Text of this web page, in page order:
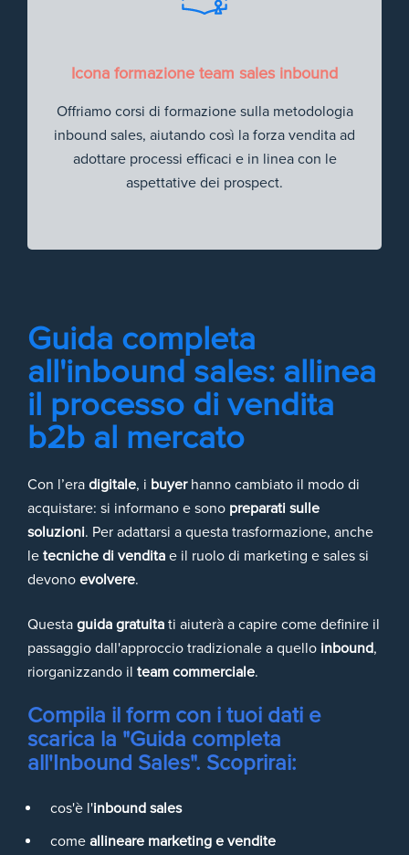
Icona formazione team sales inbound
Offriamo corsi di formazione sulla metodologia
inbound sales, aiutando così la forza vendita ad
adottare processi efficaci e in linea con le
aspettative dei prospect.
Guida completa
all'inbound sales: allinea
il processo di vendita
b2b al mercato
Con l’era digitale, i buyer hanno cambiato il modo di
acquistare: si informano e sono preparati sulle
soluzioni. Per adattarsi a questa trasformazione, anche
le tecniche di vendita e il ruolo di marketing e sales si
devono evolvere.
Questa guida gratuita ti aiuterà a capire come definire il
passaggio dall'approccio tradizionale a quello inbound,
riorganizzando il team commerciale.
Compila il form con i tuoi dati e
scarica la "Guida completa
all'Inbound Sales". Scoprirai:
cos'è l'inbound sales
come allineare marketing e vendite